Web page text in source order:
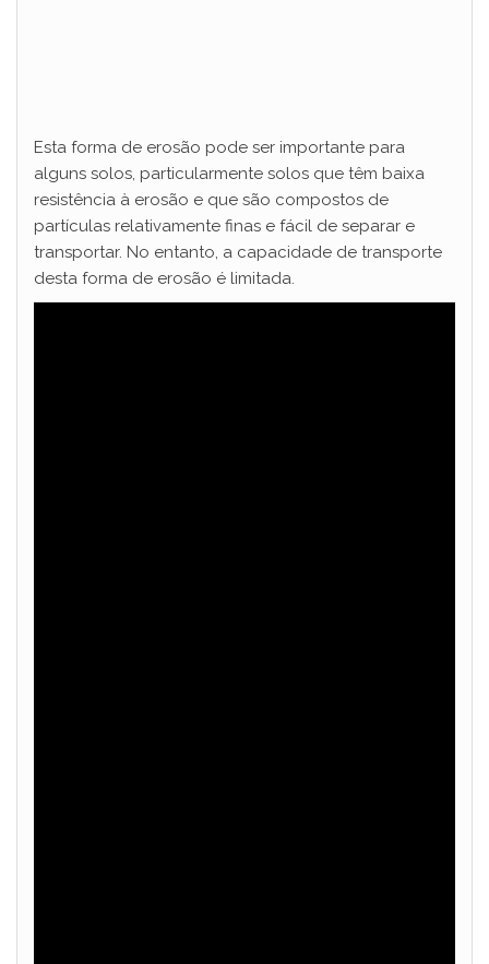
Esta forma de erosão pode ser importante para
alguns solos, particularmente solos que têm baixa
resistência à erosão e que são compostos de
partículas relativamente finas e fácil de separar e
transportar. No entanto, a capacidade de transporte
desta forma de erosão é limitada.